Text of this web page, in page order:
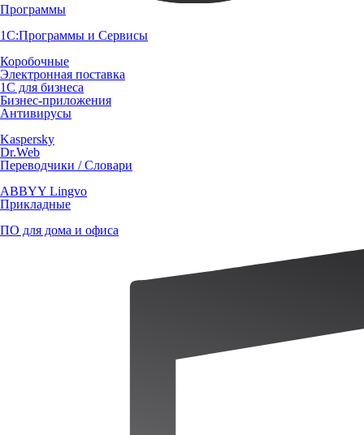
Программы
1С:Программы и Сервисы
Коробочные
Электронная поставка
1С для бизнеса
Бизнес-приложения
Антивирусы
Kaspersky
Dr.Web
Переводчики / Словари
ABBYY Lingvo
Прикладные
ПО для дома и офиса